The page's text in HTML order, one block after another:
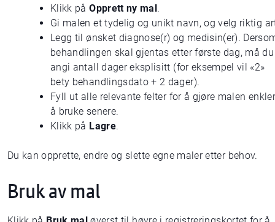
Klikk påOpprett ny mal.
Gi malen et tydelig og unikt navn, og velg riktig
Legg til ønsket diagnose(r) og medisin(er).
behandlingen skal gjentas etter første dag, må du
angi antall dager eksplisitt (for eksempel vil «2»
bety behandlingsdato + 2 dager).
Fyll ut alle relevante felter for å gjøre malen
å bruke senere.
Klikk på Lagre.
Du kan opprette, endre og slette egne maler etter behov.
Bruk av mal